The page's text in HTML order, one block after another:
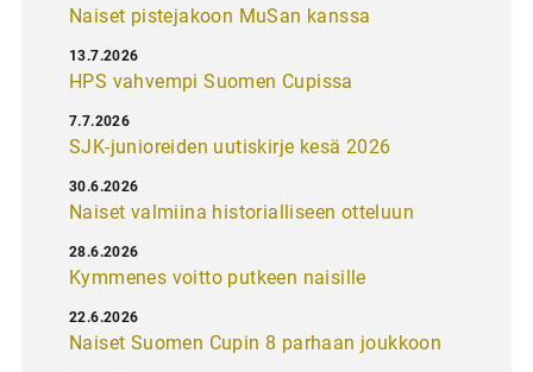
Naiset pistejakoon MuSan kanssa
HPS vahvempi Suomen Cupissa
13.7.2026
SJK-junioreiden uutiskirje kesä 2026
7.7.2026
Naiset valmiina historialliseen otteluun
30.6.2026
Kymmenes voitto putkeen naisille
28.6.2026
Naiset Suomen Cupin 8 parhaan joukkoon
22.6.2026